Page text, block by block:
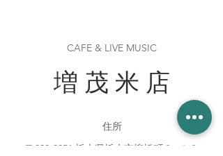
CAFE & LIVE MUSIC
増 茂 米 店
住所
〒328-0051 栃木県栃木市柳橋町２−１３